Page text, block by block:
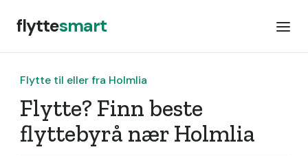
flyttesmart
Flytte til eller fra Holmlia
Flytte? Finn beste
flyttebyrå nær Holmlia